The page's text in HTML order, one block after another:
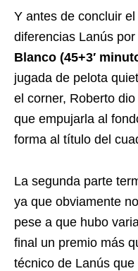
Y antes de concluir
diferencias Lanús
Blanco (45+3′
jugada de pelota
el corner, Roberto
que empujarla al
forma al título del
La segunda parte
ya que obviamente
pese a que hubo
final un premio más
técnico de Lanús